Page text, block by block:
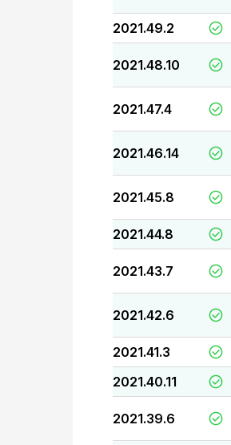
2021.49.2
2021.48.10
2021.47.4
2021.46.14
2021.45.8
2021.44.8
2021.43.7
2021.42.6
2021.41.3
2021.40.11
2021.39.6